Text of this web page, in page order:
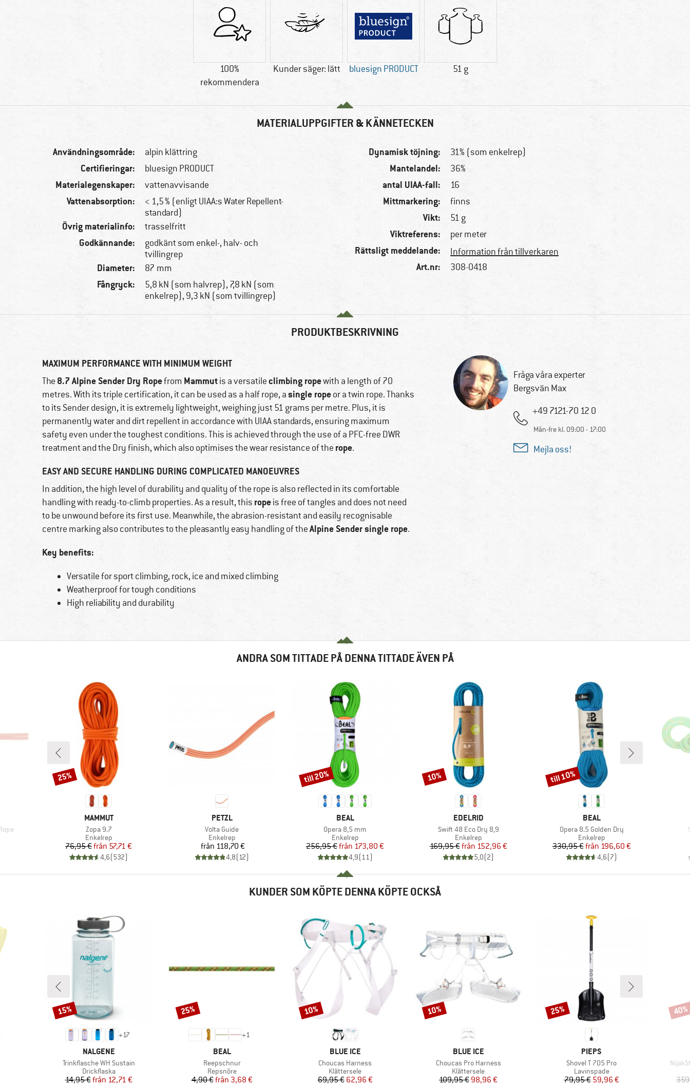
100%
rekommendera
Kunder säger: lätt bluesign PRODUCT 51 g
MATERIALUPPGIFTER & KÄNNETECKEN
Användningsområde: alpin klättring
Certifieringar: bluesign PRODUCT
Materialegenskaper: vattenavvisande
Vattenabsorption:
< 1,5 % (enligt UIAA:s Water Repellent-
standard)
Övrig materialinfo: trasselfritt
Godkännande:
godkänt som enkel-, halv- och
tvillingrep
Diameter: 87 mm
Fångryck:
5,8 kN (som halvrep), 7,8 kN (som
enkelrep), 9,3 kN (som tvillingrep)
Dynamisk töjning: 31% (som enkelrep)
Mantelandel: 36%
antal UIAA-fall: 16
Mittmarkering: finns
Vikt: 51 g
Viktreferens: per meter
Rättsligt meddelande: Information från tillverkaren
Art.nr: 308-0418
PRODUKTBESKRIVNING
MAXIMUM PERFORMANCE WITH MINIMUM WEIGHT
The 8.7 Alpine Sender Dry Ropefrom Mammutis a versatileclimbing ropewith a length of 70
metres. With its triple certification, it can be used as a half rope, asingle ropeor a twin rope. Thanks
to its Sender design, it is extremely lightweight, weighing just 51 grams per metre. Plus, it is
permanently water and dirt repellent in accordance with UIAA standards, ensuring maximum
safety even under the toughest conditions. This is achieved through the use of a PFC-free DWR
treatment and the Dry finish, which also optimises the wear resistance of the rope.
EASY AND SECURE HANDLING DURING COMPLICATED MANOEUVRES
In addition, the high level of durability and quality of the rope is also reflected in its comfortable
handling with ready-to-climb properties. As a result, this ropeis free of tangles and does not need
to be unwound before its first use. Meanwhile, the abrasion-resistant and easily recognisable
centre marking also contributes to the pleasantly easy handling of theAlpine Sender single rope.
Key benefits:
Versatile for sport climbing, rock, ice and mixed climbing
Weatherproof for tough conditions
High reliability and durability
Fråga våra experter
Bergsvän Max
+49 7121-70 12 0
Mån-fre kl. 09:00 - 17:00
Mejla oss!
ANDRA SOM TITTADE PÅ DENNA TITTADE ÄVEN PÅ
VARUMÄRKE
MAMMUT
Produkter
Zopa 9.7
Produktgrupp
Enkelrep
Pris
76,95 € Reducerat pris
från 57,71 €
4,6(532)
Rabatt
25%
VARUMÄRKE
PETZL
Produkter
Volta Guide
Produktgrupp
Enkelrep
Pris
från 118,70 €
4,8(12)
VARUMÄRKE
BEAL
Produkter
Opera 8,5 mm
Produktgrupp
Enkelrep
Pris
256,95 € Reducerat pris
från 173,80 €
4,9(11)
Rabatt
till 20%
VARUMÄRKE
EDELRID
Produkter
Swift 48 Eco Dry 8,9
Produktgrupp
Enkelrep
Pris
169,95 € Reducerat pris
från 152,96 €
5,0(2)
Rabatt
10%
VARUMÄRKE
BEAL
Produkter
Opera 8.5 Golden Dry
Produktgrupp
Enkelrep
Pris
330,95 € Reducerat pris
från 196,60 €
4,6(7)
Rabatt
till 10%
KUNDER SOM KÖPTE DENNA KÖPTE OCKSÅ
+17
VARUMÄRKE
NALGENE
Produkter
Trinkflasche WH Sustain
Produktgrupp
Drickflaska
Pris
14,95 € Reducerat pris
från 12,71 €
Rabatt
15%
+1
VARUMÄRKE
BEAL
Produkter
Reepschnur
Produktgrupp
Repsnöre
Pris
4,90 € Reducerat pris
från 3,68 €
Rabatt
25%
VARUMÄRKE
BLUE ICE
Produkter
Choucas Harness
Produktgrupp
Klättersele
Pris
69,95 €Reducerat pris
62,96 €
Rabatt
10%
VARUMÄRKE
BLUE ICE
Produkter
Choucas Pro Harness
Produktgrupp
Klättersele
Pris
109,95 €Reducerat pris
98,96 €
Rabatt
10%
VARUMÄRKE
PIEPS
Produkter
Shovel T 705 Pro
Produktgrupp
Lavinspade
Pris
79,95 €Reducerat pris
59,96 €
Rabatt
25% 40%